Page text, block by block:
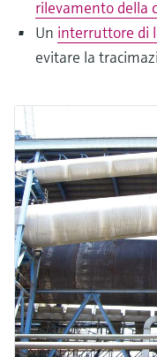
rilevamento della
Un interruttore di
evitare la